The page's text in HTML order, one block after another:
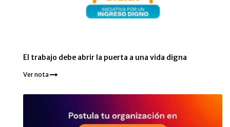
El trabajo debe abrir la puerta a una vida digna
Ver nota